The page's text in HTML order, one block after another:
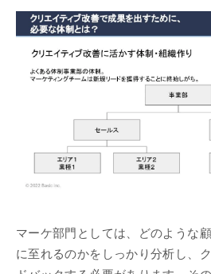
マーケ部門としては、どのような
に至れるのかをしっかり分析し、